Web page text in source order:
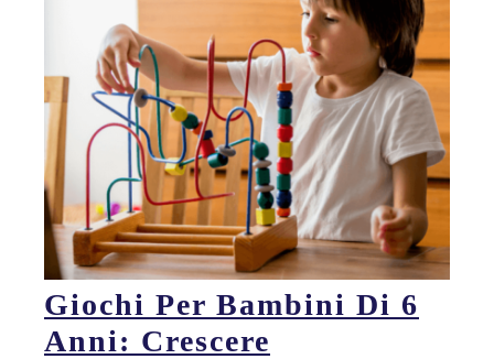
Giochi Per Bambini Di 6
Anni: Crescere